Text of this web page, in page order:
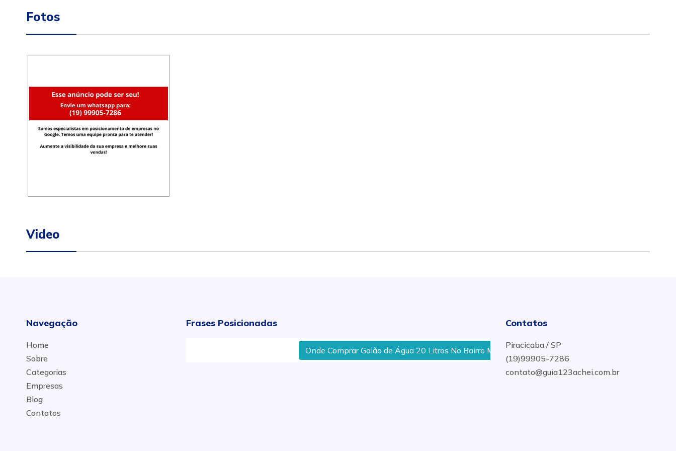
Fotos
Video
Navegação
Home
Sobre
Categorias
Empresas
Blog
Contatos
Frases Posicionadas
Onde Comprar Galão de Água 20 Litros No Bairro Monte Alegre Em Piracicaba
Contatos
Piracicaba / SP
(19)99905-7286
contato@guia123achei.com.br